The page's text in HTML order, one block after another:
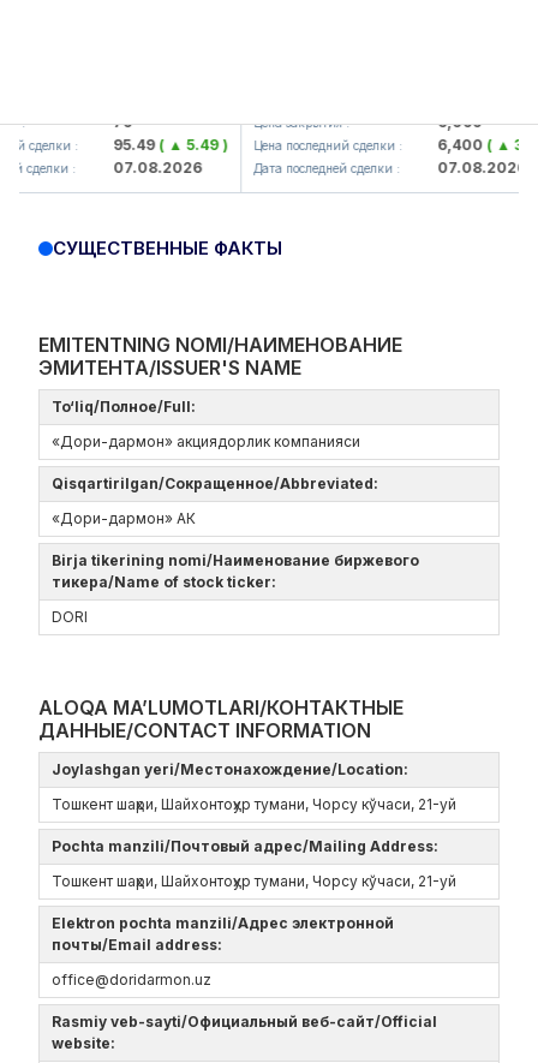
79
сделки : 95.49( ▲ 5.49 )
сделки : 07.08.2026
Цена закрытия : 6,099
Цена последний сделки : 6,400( ▲
Дата последней сделки : 07.08.2026
СУЩЕСТВЕННЫЕ ФАКТЫ
EMITENTNING NOMI/НАИМЕНОВАНИЕ
ЭМИТЕНТА/ISSUER'S NAME
To‘liq/Полное/Full:
«Дори-дармон» акциядорлик компанияси
Qisqartirilgan/Сокращенное/Abbreviated:
«Дори-дармон» АК
Birja tikerining nomi/Наименование биржевого
тикера/Name of stock ticker:
DORI
ALOQA MA’LUMOTLARI/КОНТАКТНЫЕ
ДАННЫЕ/CONTACT INFORMATION
Joylashgan yeri/Местонахождение/Location:
Тошкент шаҳри, Шайхонтоҳур тумани, Чорсу кўчаси, 21-уй
Pochta manzili/Почтовый адрес/Mailing Address:
Тошкент шаҳри, Шайхонтоҳур тумани, Чорсу кўчаси, 21-уй
Elektron pochta manzili/Адрес электронной
почты/Email address:
office@doridarmon.uz
Rasmiy veb-sayti/Официальный веб-сайт/Official
website: